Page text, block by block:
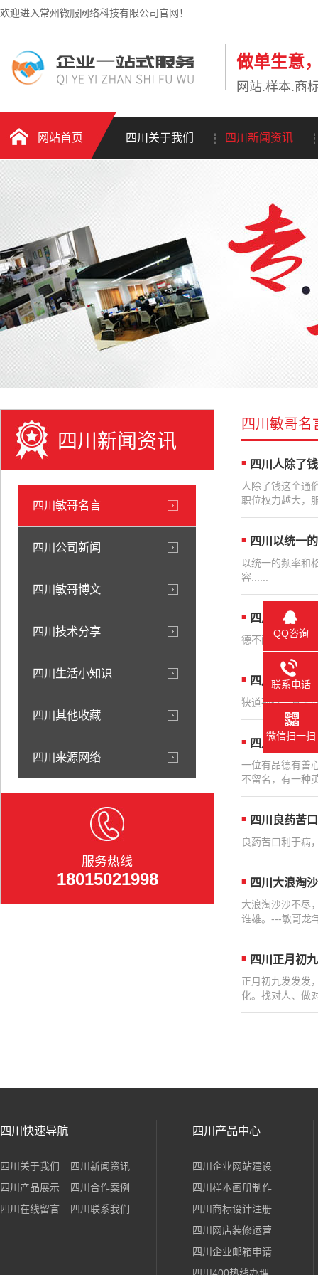
欢迎进入常州微服网络科技有限公司官网！
做单生意
网站.样本.商
网站首页 四川关于我们 四川新闻资讯
四川新闻资讯
四川敏哥名言
四川公司新闻
四川敏哥博文
四川技术分享
四川生活小知识
四川其他收藏
四川来源网络
服务热线
18015021998
四川敏哥名
四川人除了
人除了钱这个通
职位权力越大，
四川以统一
以统一的频率和
容......
四川德不配
德不配位，居安
四川狭道孤
狭道孤行，寡人
四川一位有
一位有品德有善
不留名，有一种
四川良药苦
良药苦口利于病
四川大浪淘
大浪淘沙沙不尽
谁雄。---敏哥龙
四川正月初
正月初九发发发
化。找对人、做
四川快速导航
四川关于我们
四川新闻资讯
四川产品展示
四川合作案例
四川在线留言
四川联系我们
四川产品中心
四川企业网站建设
四川样本画册制作
四川商标设计注册
四川网店装修运营
四川企业邮箱申请
QQ咨询
联系电话
微信扫一扫